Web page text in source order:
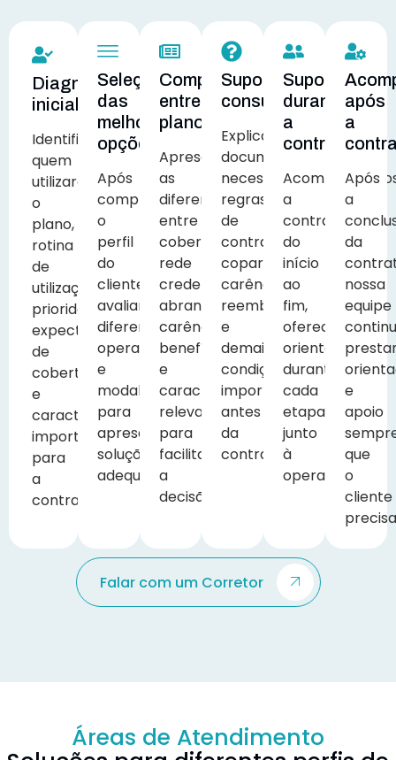
Diagnóstico
inicial
Identificamos
quem
utilizará
o
plano,
rotina
de
utilização,
prioridades,
expectativa
de
cobertura
e
características
importantes
para
a
contratação.
Seleção
das
melhores
opções
Após
compreender
o
perfil
do
cliente,
avaliamos
diferentes
operadoras
e
modalidades
para
apresentar
soluções
adequadas.
Comparação
entre
planos
Apresentamos
as
diferenças
entre
cobertura,
rede
credenciada,
abrangência,
carências,
benefícios
e
características
relevantes
para
facilitar
a
decisão.
Suporte
consultivo
Explicamos
documentação
necessária,
regras
de
contratação,
coparticipação,
carências,
reembolso
e
demais
condições
importantes
antes
da
contratação.
Suporte
durante
a
contratação
a
contratação
do
início
ao
fim,
oferecendo
orientação
durante
cada
etapa
junto
à
operadora.
após
a
Após
a
da
nossa
equipe
e
apoio
que
o
cliente
Falar com um Corretor
Áreas de Atendimento